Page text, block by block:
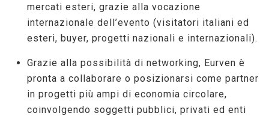
mercati esteri, grazie alla vocazione
internazionale dell’evento (visitatori italiani ed
esteri, buyer, progetti nazionali e internazionali).
Grazie alla possibilità di networking, Eurven è
pronta a collaborare o posizionarsi come partner
in progetti più ampi di economia circolare,
coinvolgendo soggetti pubblici, privati ed enti